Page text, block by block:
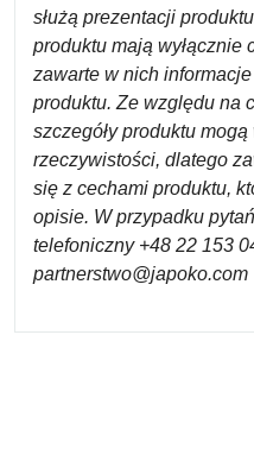
służą prezentacji
produktu mają wyłącznie
zawarte w nich
produktu. Ze względu na
szczegóły produktu
rzeczywistości, dlatego
się z cechami produktu,
opisie. W przypadku
telefoniczny +48 22 153
partnerstwo@japoko.com